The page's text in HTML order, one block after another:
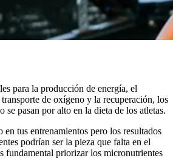
para la producción de energía, el
de oxígeno y la recuperación, los
se pasan por alto en la dieta de los atletas.
en tus entrenamientos pero los resultados
podrían ser la pieza que falta en el
fundamental priorizar los micronutrientes